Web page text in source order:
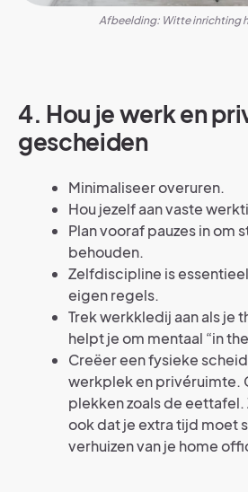
Afbeelding: Witte inrichting
4. Hou je werk en
gescheiden
Minimaliseer overuren.
Hou jezelf aan vaste
Plan vooraf pauzes in om
behouden.
Zelfdiscipline is
eigen regels.
Trek werkkledij aan als je
helpt je om mentaal “in
Creëer een fysieke
werkplek en privéruimte.
plekken zoals de eettafel.
ook dat je extra tijd moet
verhuizen van je home